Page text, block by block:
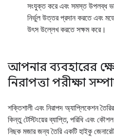
সংযুক্ত করে এবং সমস্ত উপলব্ধ
নির্ভুল উত্তর প্রদান করতে এবং
উৎস উল্লেখ করতে সক্ষম করে।
আপনার ব্যবহারের
নিরাপত্তা পরীক্ষা
শক্তিশালী এবং নিরাপদ অ্যাপ্লিকেশন
কিন্তু টেস্টিংয়ের ব্যাপ্তি, পরিধি এবং
নিছক মজার জন্য তৈরি একটি হাইকু